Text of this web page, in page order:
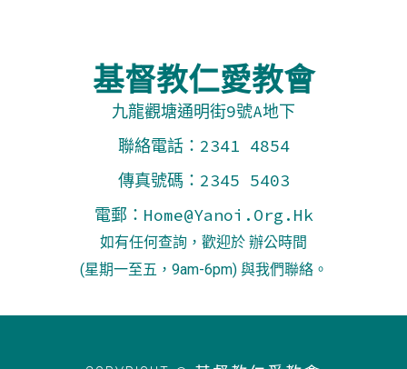
基督教仁愛教會
九龍觀塘通明街9號A地下
聯絡電話： 2341 4854
傳真號碼： 2345 5403
電郵： Home@yanoi.org.hk
如有任何查詢，歡迎於 辦公時間
(星期一至五，9am-6pm) 與我們聯絡。